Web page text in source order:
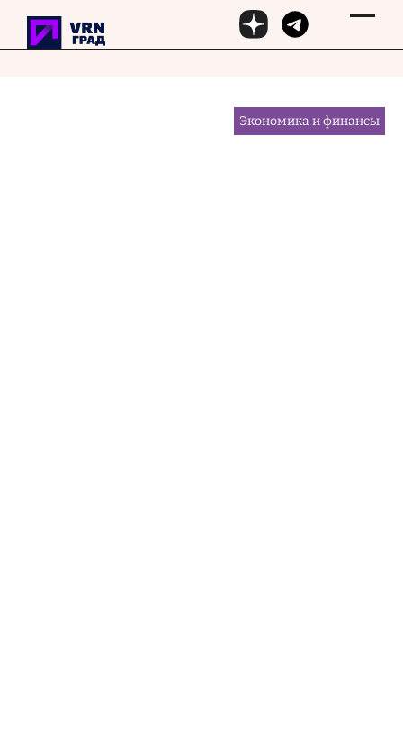
Перейти к основному содержанию
Экономика и финансы